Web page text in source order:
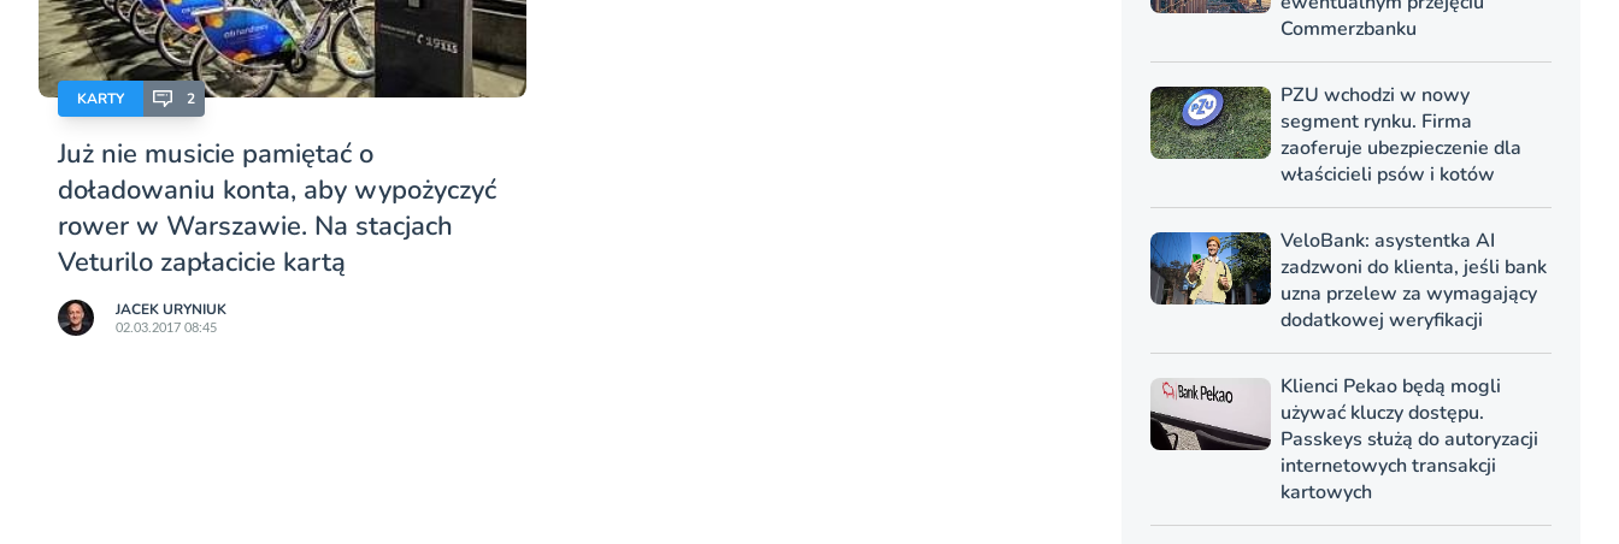
KARTY 2
Już nie musicie pamiętać o
doładowaniu konta, aby wypożyczyć
rower w Warszawie. Na stacjach
Veturilo zapłacicie kartą
JACEK URYNIUK
02.03.2017 08:45
Commerzbanku
PZU wchodzi w nowy
segment rynku. Firma
zaoferuje ubezpieczenie dla
właścicieli psów i kotów
VeloBank: asystentka AI
zadzwoni do klienta, jeśli bank
uzna przelew za wymagający
dodatkowej weryfikacji
Klienci Pekao będą mogli
używać kluczy dostępu.
Passkeys służą do autoryzacji
internetowych transakcji
kartowych